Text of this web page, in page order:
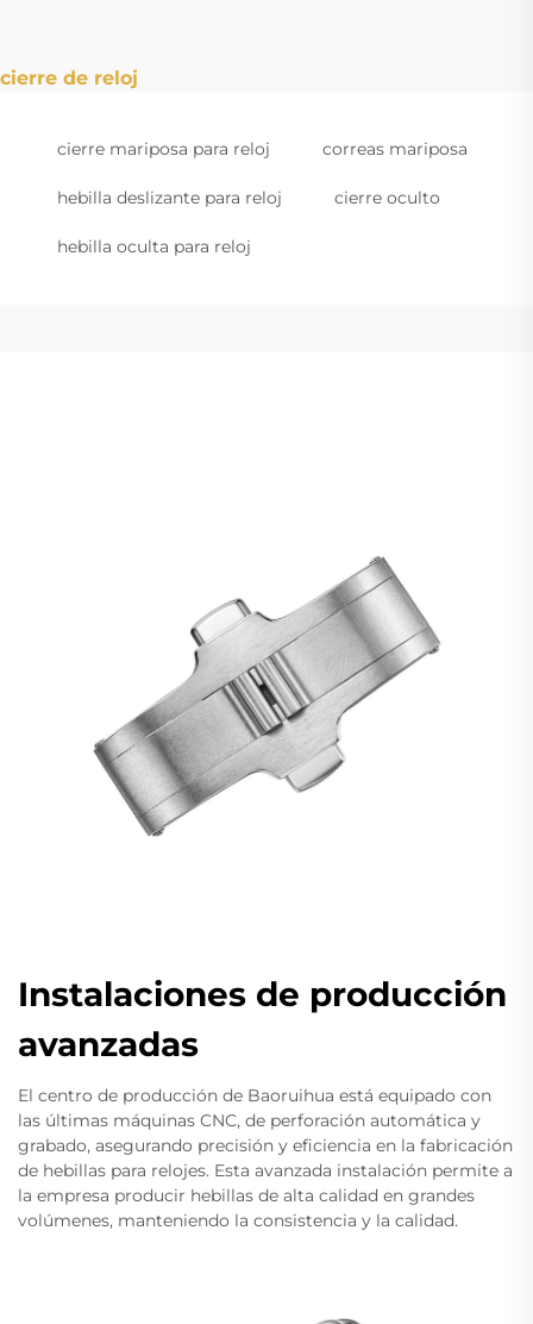
cierre de reloj
cierre mariposa para reloj correas mariposa
hebilla deslizante para reloj cierre oculto
hebilla oculta para reloj
Instalaciones de producción
avanzadas
El centro de producción de Baoruihua está equipado con
las últimas máquinas CNC, de perforación automática y
grabado, asegurando precisión y eficiencia en la fabricación
de hebillas para relojes. Esta avanzada instalación permite a
la empresa producir hebillas de alta calidad en grandes
volúmenes, manteniendo la consistencia y la calidad.